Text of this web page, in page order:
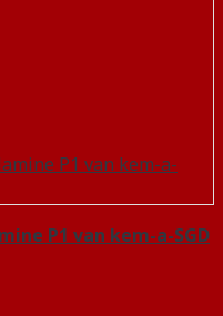
P1 van kem-a-SGD